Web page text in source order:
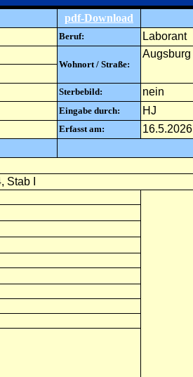
pdf-Download
Beruf: Laborant
Wohnort / Straße:
Augsburg
Sterbebild: nein
Eingabe durch: HJ
Erfasst am: 16.5.2026
Stab I